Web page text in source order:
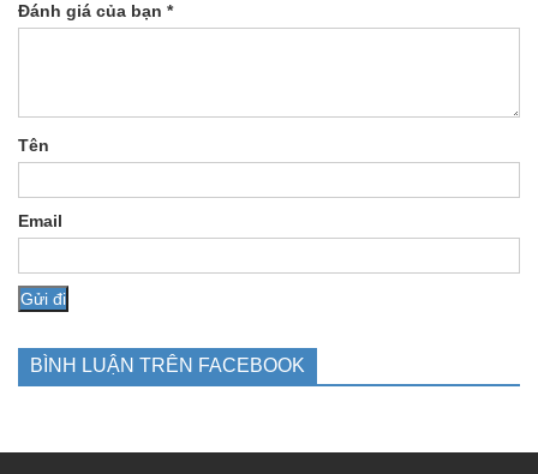
Đánh giá của bạn *
Tên
Email
BÌNH LUẬN TRÊN FACEBOOK